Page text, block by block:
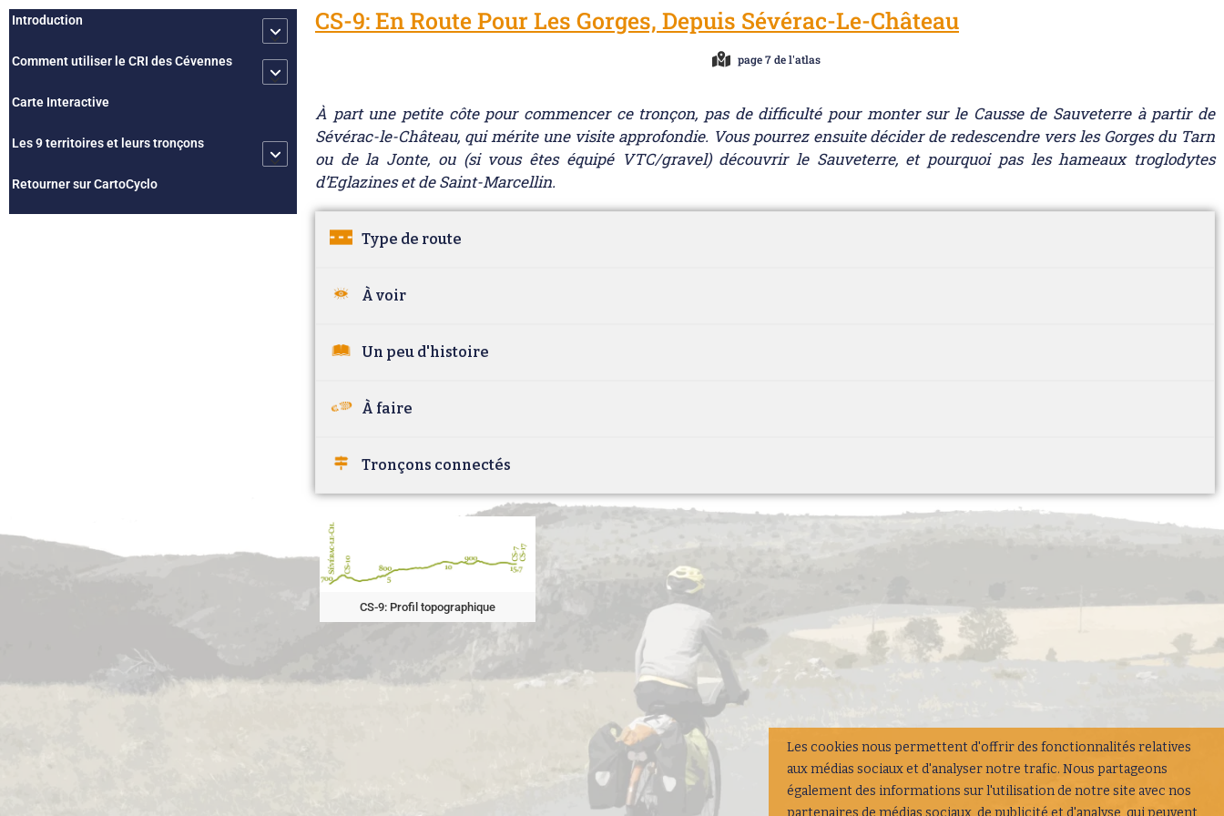
Introduction
Comment utiliser le CRI des Cévennes
Carte Interactive
Les 9 territoires et leurs tronçons
Retourner sur CartoCyclo
CS-9: En Route Pour Les Gorges, Depuis Sévérac-Le-Château
page 7 de l'atlas
À part une petite côte pour commencer ce tronçon, pas de difficulté pour monter sur le Causse de Sauveterre à partir de
Sévérac-le-Château, qui mérite une visite approfondie. Vous pourrez ensuite décider de redescendre vers les Gorges du Tarn
ou de la Jonte, ou (si vous êtes équipé VTC/gravel) découvrir le Sauveterre, et pourquoi pas les hameaux troglodytes
d’Eglazines et de Saint-Marcellin.
Type de route
À voir
Un peu d'histoire
À faire
Tronçons connectés
CS-9: Profil topographique
Les cookies nous permettent d'offrir des fonctionnalités relatives
aux médias sociaux et d'analyser notre trafic. Nous partageons
également des informations sur l'utilisation de notre site avec nos
partenaires de médias sociaux, de publicité et d'analyse, qui peuvent